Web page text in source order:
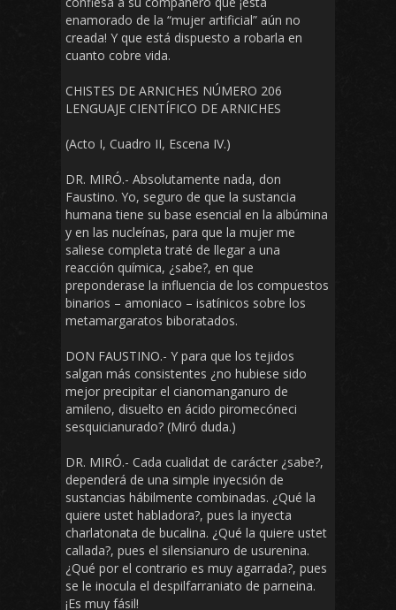
enamorado de la “mujer artificial” aún no
creada! Y que está dispuesto a robarla en
cuanto cobre vida.
CHISTES DE ARNICHES NÚMERO 206
LENGUAJE CIENTÍFICO DE ARNICHES
(Acto I, Cuadro II, Escena IV.)
DR. MIRÓ.- Absolutamente nada, don
Faustino. Yo, seguro de que la sustancia
humana tiene su base esencial en la albúmina
y en las nucleínas, para que la mujer me
saliese completa traté de llegar a una
reacción química, ¿sabe?, en que
preponderase la influencia de los compuestos
binarios – amoniaco – isatínicos sobre los
metamargaratos biboratados.
DON FAUSTINO.- Y para que los tejidos
salgan más consistentes ¿no hubiese sido
mejor precipitar el cianomanganuro de
amileno, disuelto en ácido piromecóneci
sesquicianurado? (Miró duda.)
DR. MIRÓ.- Cada cualidat de carácter ¿sabe?,
dependerá de una simple inyecsión de
sustancias hábilmente combinadas. ¿Qué la
quiere ustet habladora?, pues la inyecta
charlatonata de bucalina. ¿Qué la quiere ustet
callada?, pues el silensianuro de usurenina.
¿Qué por el contrario es muy agarrada?, pues
se le inocula el despilfarraniato de parneina.
¡Es muy fásil!